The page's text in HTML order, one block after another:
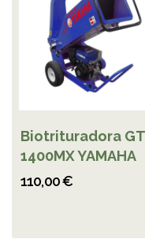
Biotrituradora
1400MX YAMAHA
110,00 €